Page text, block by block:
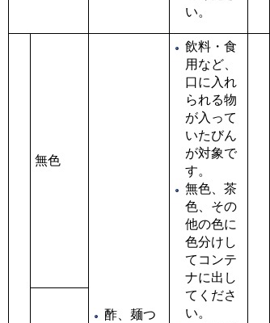
い。
無色
酢、麺つ
飲料・食
用など、
口に入れ
られる物
が入って
いたびん
が対象で
す。
無色、茶
色、その
他の色に
色分けし
てコンテ
ナに出し
てくださ
い。